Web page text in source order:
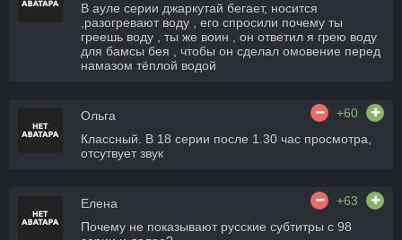
В ауле серии джаркутай бегает, носится
,разогревают воду , его спросили почему ты
греешь воду , ты же воин , он ответил я грею воду
для бамсы бея , чтобы он сделал омовение перед
намазом тёплой водой
Ольга
+60
Классный. В 18 серии после 1.30 час просмотра,
отсутвует звук
Елена
+63
Почему не показывают русские субтитры с 98